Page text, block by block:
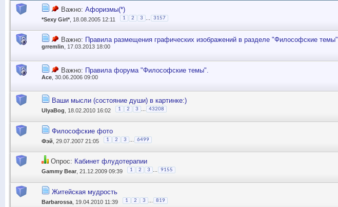
Важно: Афоризмы(*)
*Sexy Girl* , 18.08.2005 12:11 1 2 3 3157
Важно: Правила размещения графических изображений в разделе "Философские темы"
grremlin, 17.03.2013 18:00
Важно: Правила форума "Философские темы".
Ace , 30.06.2006 09:00
Ваши мысли (состояние души) в картинке:)
UlyaBog , 18.02.2010 16:02 1 2 3 43208
Философские фото
Фэй , 29.07.2007 21:05 1 2 3 6499
Опрос: Кабинет флудотерапии
Gammy Bear , 21.12.2009 09:39 1 2 3 9155
Житейская мудрость
Barbarossa , 19.04.2010 11:39 1 2 3 819